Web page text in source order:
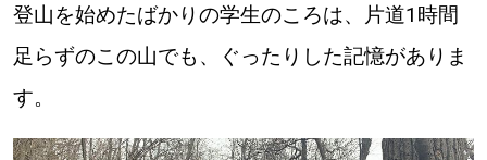
道南
登山を始めたばかりの学生のころは、片道1時間
足らずのこの山でも、ぐったりした記憶がありま
す。